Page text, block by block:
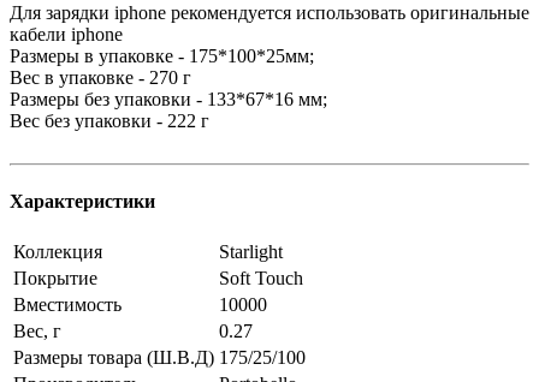
Для зарядки iphone рекомендуется использовать оригинальные
кабели iphone
Размеры в упаковке - 175*100*25мм;
Вес в упаковке - 270 г
Размеры без упаковки - 133*67*16 мм;
Вес без упаковки - 222 г
Характеристики
Коллекция
Starlight
Покрытие
Soft Touch
Вместимость
10000
Вес, г
0.27
Размеры товара (Ш.В.Д) 175/25/100